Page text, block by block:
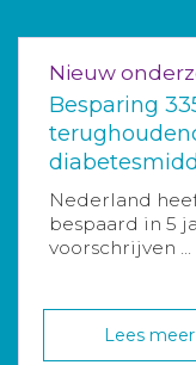
Nieuw
Besparing
Nederland
bespaard in 5
voorschrijven ...
Lees meer